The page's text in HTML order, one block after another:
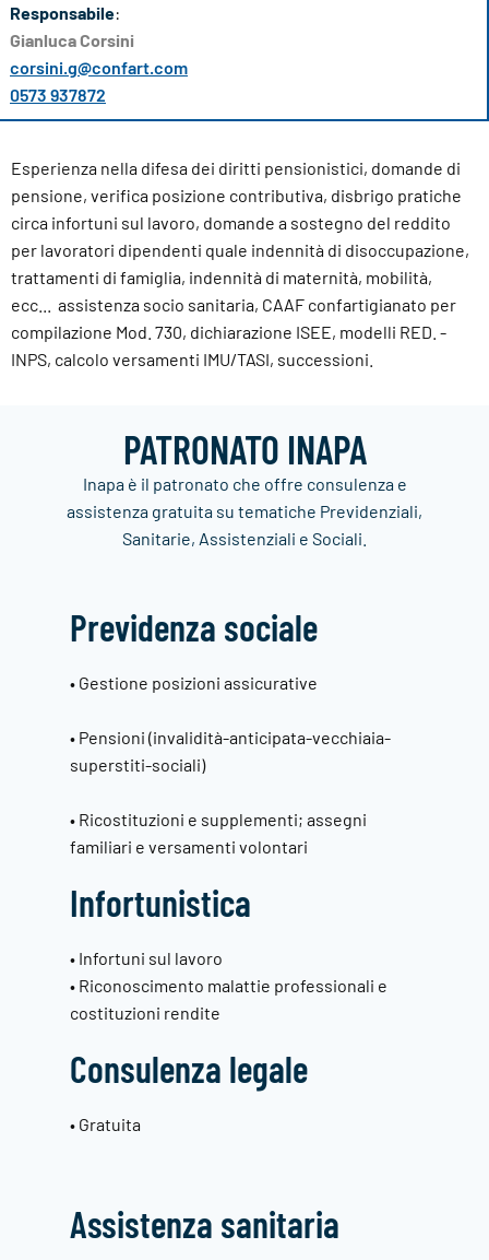
Responsabile:
Gianluca Corsini
corsini.g@confart.com
0573 937872
Esperienza nella difesa dei diritti pensionistici, domande di
pensione, verifica posizione contributiva, disbrigo pratiche
circa infortuni sul lavoro, domande a sostegno del reddito
per lavoratori dipendenti quale indennità di disoccupazione,
trattamenti di famiglia, indennità di maternità, mobilità,
ecc... assistenza socio sanitaria, CAAF confartigianato per
compilazione Mod. 730, dichiarazione ISEE, modelli RED. -
INPS, calcolo versamenti IMU/TASI, successioni.
PATRONATO INAPA
Inapa è il patronato che offre consulenza e
assistenza gratuita su tematiche Previdenziali,
Sanitarie, Assistenziali e Sociali.
Previdenza sociale
• Gestione posizioni assicurative
• Pensioni (invalidità-anticipata-vecchiaia-
superstiti-sociali)
• Ricostituzioni e supplementi; assegni
familiari e versamenti volontari
Infortunistica
• Infortuni sul lavoro
• Riconoscimento malattie professionali e
costituzioni rendite
Consulenza legale
• Gratuita
Assistenza sanitaria